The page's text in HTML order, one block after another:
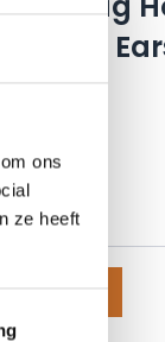
ons
ze heeft
Mount